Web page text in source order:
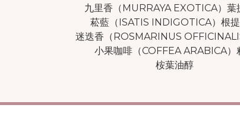
九里香（MURRAYA EXOTICA）葉
菘藍（ISATIS INDIGOTICA）根
迷迭香（ROSMARINUS
小果咖啡（COFFEA ARABICA）
桉葉油醇